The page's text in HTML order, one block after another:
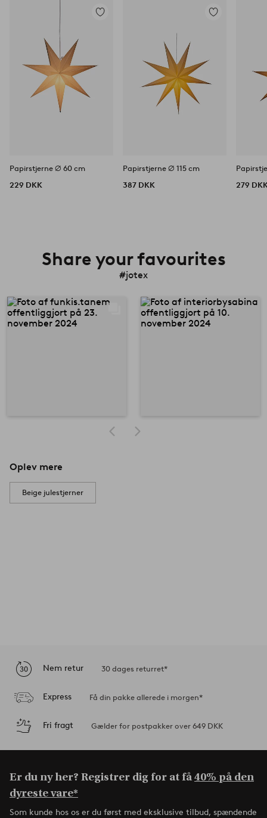
Tilføj
Papirstjerne ⌀ 60 cm
229 DKK
Tilføj
Papirstjerne ⌀ 115 cm
387 DKK
279
Share your favourites
#jotex
Oplev mere
Beige julestjerner
Nem retur 30 dages returret*
Express Få din pakke allerede i morgen*
Fri fragt Gælder for postpakker over 649 DKK
Er du ny her? Registrer dig for at få40% på den
dyreste vare*
Som kunde hos os er du først med eksklusive tilbud, spændende